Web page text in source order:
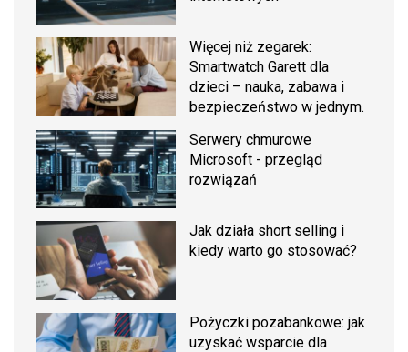
Więcej niż zegarek:
Smartwatch Garett dla
dzieci – nauka, zabawa i
bezpieczeństwo w jednym.
Serwery chmurowe
Microsoft - przegląd
rozwiązań
Jak działa short selling i
kiedy warto go stosować?
Pożyczki pozabankowe: jak
uzyskać wsparcie dla